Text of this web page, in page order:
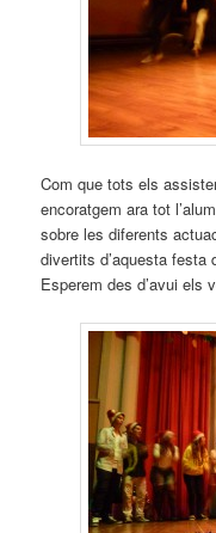
Com que tots els
encoratgem ara tot
sobre les diferents
divertits d’aquesta festa
Esperem des d’avui els